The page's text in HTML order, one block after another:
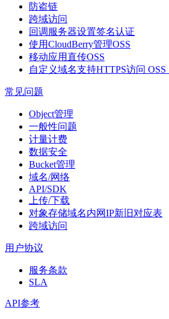
防盗链
跨域访问
回调服务器设置签名认证
使用CloudBerry管理OSS
移动应用直传OSS
自定义域名支持HTTPS访问 OSS
常见问题
Object管理
一般性问题
计量计费
数据安全
Bucket管理
域名/网络
API/SDK
上传/下载
对象存储域名内网IP新旧对应表
跨域访问
用户协议
服务条款
SLA
API参考